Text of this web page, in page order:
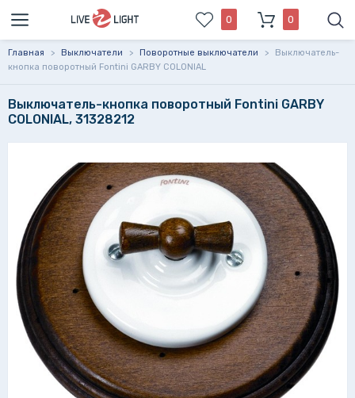
0 0
Главная > Выключатели > Поворотные выключатели >
Выключатель-
кнопка поворотный Fontini GARBY COLONIAL
Выключатель-кнопка поворотный Fontini GARBY
COLONIAL, 31328212